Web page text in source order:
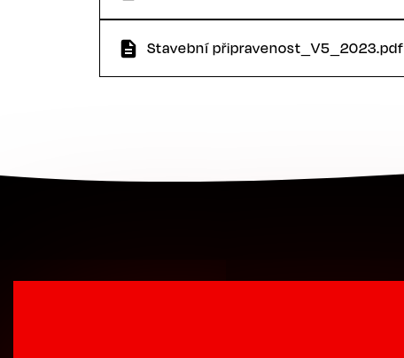
Stavební připravenost_V5_2023.pdf